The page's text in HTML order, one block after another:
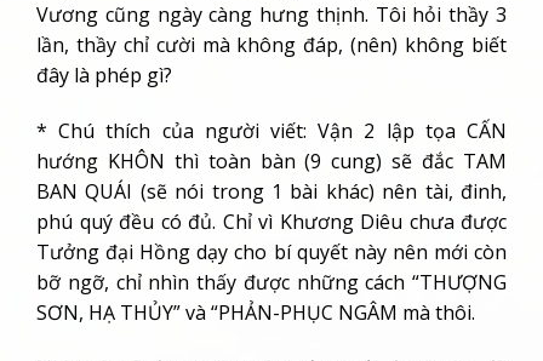
Vương cũng ngày càng hưng thịnh. Tôi hỏi thầy 3
lần, thầy chỉ cười mà không đáp, (nên) không biết
đây là phép gì?
* Chú thích của người viết: Vận 2 lập tọa CẤN
hướng KHÔN thì toàn bàn (9 cung) sẽ đắc TAM
BAN QUÁI (sẽ nói trong 1 bài khác) nên tài, đinh,
phú quý đều có đủ. Chỉ vì Khương Diêu chưa được
Tưởng đại Hồng dạy cho bí quyết này nên mới còn
bỡ ngỡ, chỉ nhìn thấy được những cách “THƯỢNG
SƠN, HẠ THỦY” và “PHẢN-PHỤC NGÂM mà thôi.